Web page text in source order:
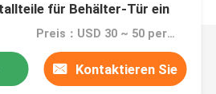
für Behälter-Tür ein
Preis：USD 30 ~ 50 per pc
Kontaktieren Sie